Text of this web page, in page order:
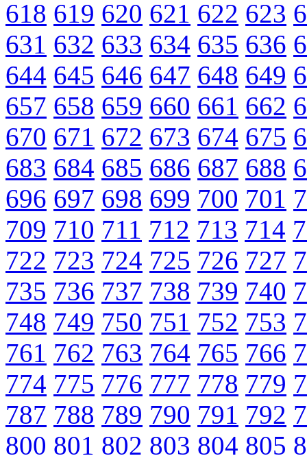
618 619 620 621 622 623
631 632 633 634 635 636
644 645 646 647 648 649
657 658 659 660 661 662
670 671 672 673 674 675
683 684 685 686 687 688
696 697 698 699 700 701
709 710 711 712 713 714
722 723 724 725 726 727
735 736 737 738 739 740
748 749 750 751 752 753
761 762 763 764 765 766
774 775 776 777 778 779
787 788 789 790 791 792
800 801 802 803 804 805